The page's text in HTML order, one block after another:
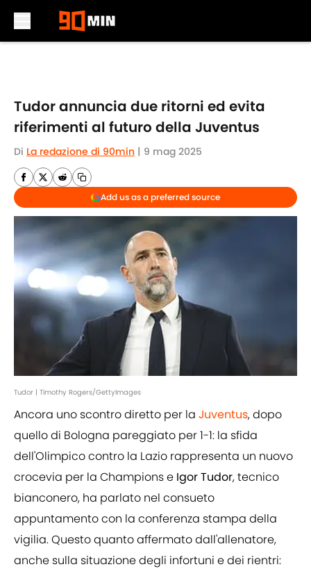
Tudor annuncia due ritorni ed evita
riferimenti al futuro della Juventus
Di La redazione di 90min | 9 mag 2025
Add us as a preferred source
Tudor | Timothy Rogers/GettyImages
Ancora uno scontro diretto per la Juventus, dopo
quello di Bologna pareggiato per 1-1: la sfida
dell'Olimpico contro la Lazio rappresenta un nuovo
crocevia per la Champions e Igor Tudor, tecnico
bianconero, ha parlato nel consueto
appuntamento con la conferenza stampa della
vigilia. Questo quanto affermato dall'allenatore,
anche sulla situazione degli infortuni e dei rientri: